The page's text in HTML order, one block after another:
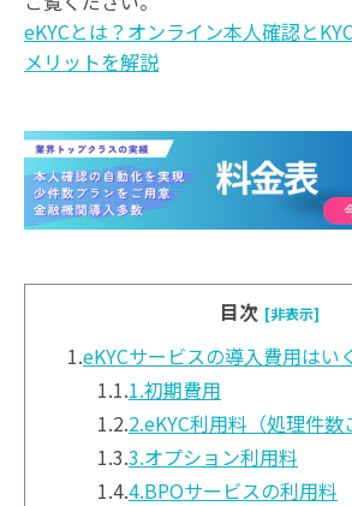
eKYCとは？オンライン本人確認と
メリットを解説
目次 [非表示]
1.eKYCサービスの導入費用はい
1.1.1.初期費用
1.2.2.eKYC利用料（処理件数
1.3.3.オプション利用料
1.4.4.BPOサービスの利用料